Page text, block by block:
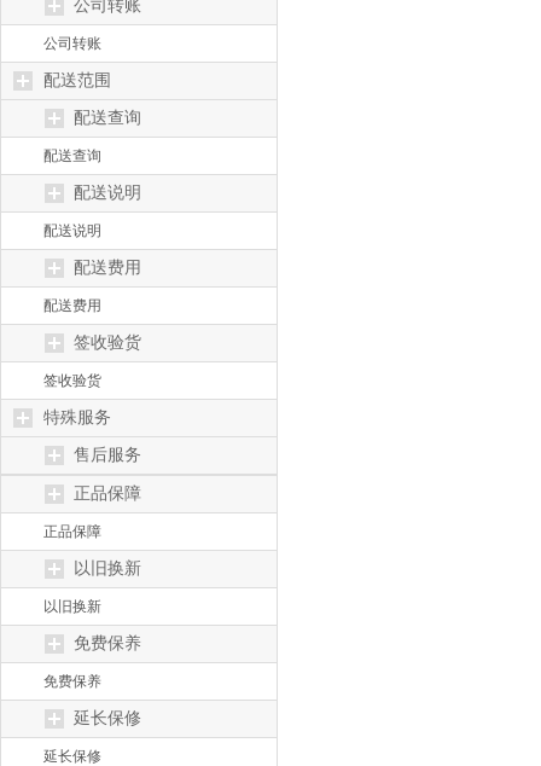
公司转账
公司转账
配送范围
配送查询
配送查询
配送说明
配送说明
配送费用
配送费用
签收验货
签收验货
特殊服务
售后服务
正品保障
正品保障
以旧换新
以旧换新
免费保养
免费保养
延长保修
延长保修